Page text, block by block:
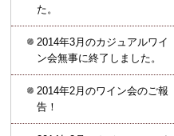
た。
2014年3月のカジュアルワイ
ン会無事に終了しました。
2014年2月のワイン会のご報
告！